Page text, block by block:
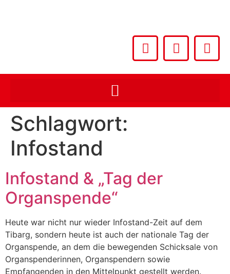
Schlagwort:
Infostand
Infostand & „Tag der
Organspende“
Heute war nicht nur wieder Infostand-Zeit auf dem
Tibarg, sondern heute ist auch der nationale Tag der
Organspende, an dem die bewegenden Schicksale von
Organspenderinnen, Organspendern sowie
Empfangenden in den Mittelpunkt gestellt werden.